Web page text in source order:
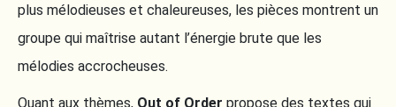
plus mélodieuses et chaleureuses, les pièces montrent un
groupe qui maîtrise autant l’énergie brute que les
mélodies accrocheuses.
Quant aux thèmes, Out of Order propose des textes qui